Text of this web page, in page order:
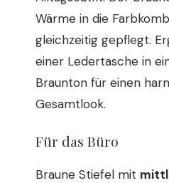
Wärme in die
gleichzeitig gepflegt.
einer Ledertasche in
Braunton für einen
Gesamtlook.
Für das Büro
Braune Stiefel mit